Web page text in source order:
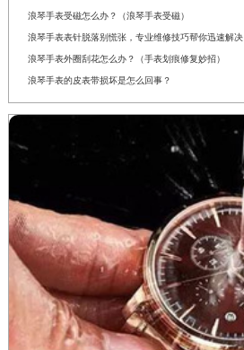
浪琴手表受磁怎么办？（浪琴手表受磁）
浪琴手表表针脱落别慌张，专业维修技巧帮你迅速解决
浪琴手表外圈刮花怎么办？（手表划痕修复妙招）
浪琴手表的皮表带损坏是怎么回事？